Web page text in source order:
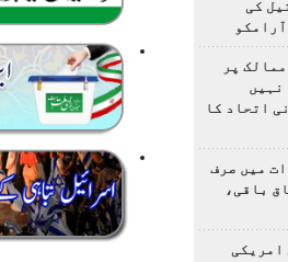
کی
پر
نہیں
اتحاد کا
میں صرف
باقی،
امریکی